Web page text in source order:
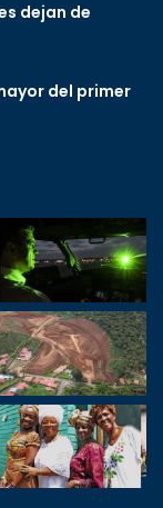
dejan de
del primer